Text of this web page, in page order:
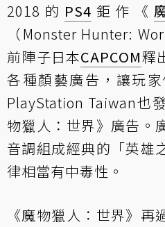
2018的 PS4 鉅作《
（Monster Hunter:
前陣子日本CAPCOM釋
各種顏藝廣告，讓玩
PlayStation Taiwan也
物獵人：世界》廣告。
音調組成經典的「英雄
律相當有中毒性。
《魔物獵人：世界》再